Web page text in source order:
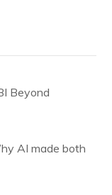
Beyond
AI made both